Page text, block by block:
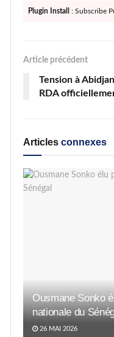
Plugin Install : Subscribe
Article précédent
Tension à
RDA
Articles connexes
Ousmane Sonko
nationale du
26 MAI 2026